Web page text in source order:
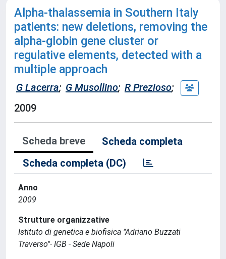
Alpha-thalassemia in Southern Italy
patients: new deletions, removing the
alpha-globin gene cluster or
regulative elements, detected with a
multiple approach
G Lacerra; G Musollino; R Prezioso;
2009
Scheda breve
Scheda completa
Scheda completa (DC)
Anno
2009
Strutture organizzative
Istituto di genetica e biofisica "Adriano Buzzati
Traverso"- IGB - Sede Napoli